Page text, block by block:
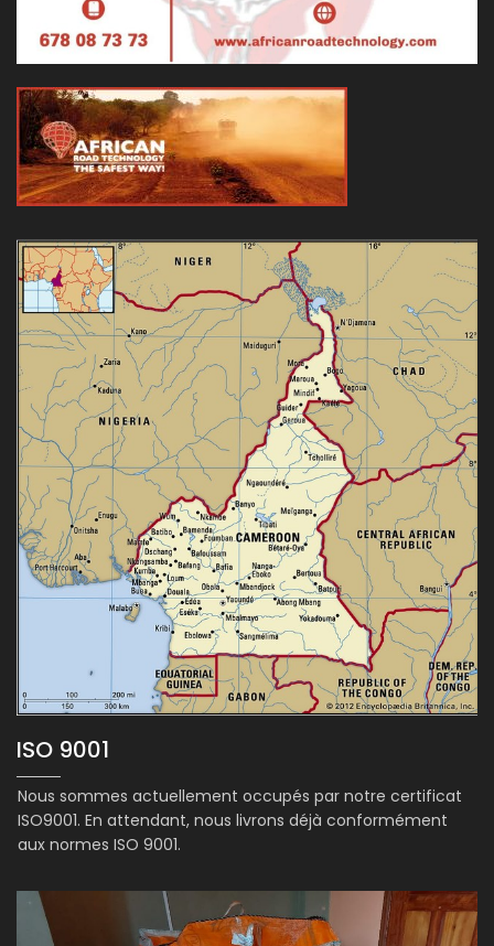
ISO 9001
Nous sommes actuellement occupés par notre certificat
ISO9001. En attendant, nous livrons déjà conformément
aux normes ISO 9001.